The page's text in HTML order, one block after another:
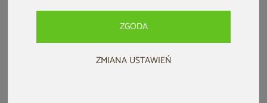
ZGODA
ZMIANA USTAWIEŃ